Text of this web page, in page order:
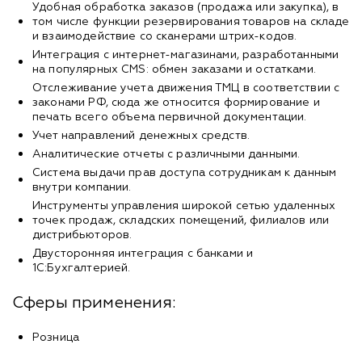
Удобная обработка заказов (продажа или закупка), в
том числе функции резервирования товаров на складе
и взаимодействие со сканерами штрих-кодов.
Интеграция с интернет-магазинами, разработанными
на популярных CMS: обмен заказами и остатками.
Отслеживание учета движения ТМЦ в соответствии с
законами РФ, сюда же относится формирование и
печать всего объема первичной документации.
Учет направлений денежных средств.
Аналитические отчеты с различными данными.
Система выдачи прав доступа сотрудникам к данным
внутри компании.
Инструменты управления широкой сетью удаленных
точек продаж, складских помещений, филиалов или
дистрибьюторов.
Двусторонняя интеграция с банками и
1С:Бухгалтерией.
Сферы применения:
Розница